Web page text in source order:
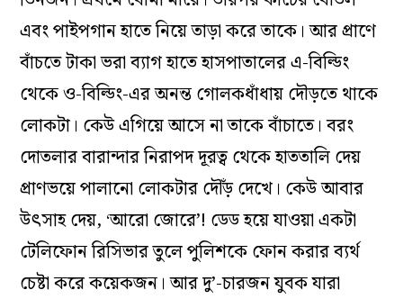
এবং পাইপগান হাতে নিয়ে তাড়া করে তাকে। আর প্রাণে
বাঁচতে টাকা ভরা ব্যাগ হাতে হাসপাতালের এ-বিল্ডিং
থেকে ও-বিল্ডিং-এর অনন্ত গোলকধাঁধায় দৌড়তে থাকে
লোকটা। কেউ এগিয়ে আসে না তাকে বাঁচাতে। বরং
দোতলার বারান্দার নিরাপদ দূরত্ব থেকে হাততালি দেয়
প্রাণভয়ে পালানো লোকটার দৌঁড় দেখে। কেউ আবার
উৎসাহ দেয়, ‘আরো জোরে’! ডেড হয়ে যাওয়া একটা
টেলিফোন রিসিভার তুলে পুলিশকে ফোন করার ব্যর্থ
চেষ্টা করে কয়েকজন। আর দু’-চারজন যুবক যারা